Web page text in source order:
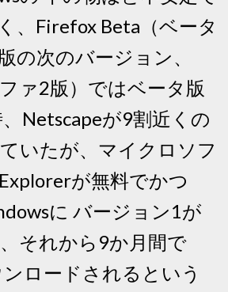
、Firefox Beta（ベータ
の次のバージョン、
ァ2版）ではベータ版
Netscapeが9割近くの
いたが、マイクロソフ
が無料でかつ
に バージョン1が
それから9か月間で
ロードされるという